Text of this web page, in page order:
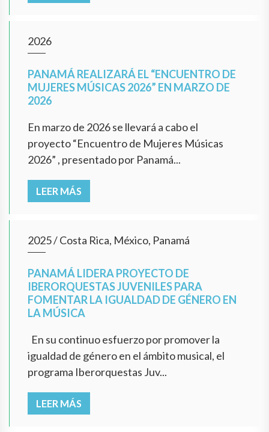
2026
PANAMÁ REALIZARÁ EL “ENCUENTRO DE
MUJERES MÚSICAS 2026” EN MARZO DE
2026
En marzo de 2026 se llevará a cabo el
proyecto “Encuentro de Mujeres Músicas
2026” , presentado por Panamá...
LEER MÁS
2025/Costa Rica, México, Panamá
PANAMÁ LIDERA PROYECTO DE
IBERORQUESTAS JUVENILES PARA
FOMENTAR LA IGUALDAD DE GÉNERO EN
LA MÚSICA
En su continuo esfuerzo por promover la
igualdad de género en el ámbito musical, el
programa Iberorquestas Juv...
LEER MÁS